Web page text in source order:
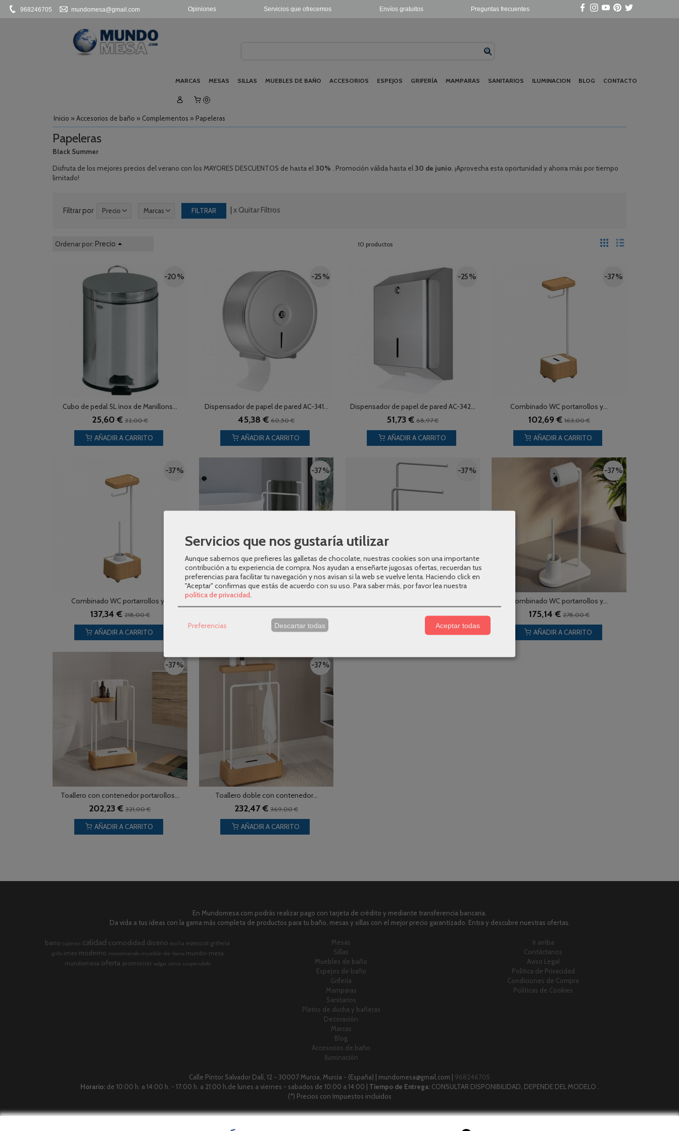
Preguntas frecuentes
Envíos gratuitos
Servicios que ofrecemos
Opiniones
968246705 mundomesa@gmail.com
MARCAS MESAS SILLAS MUEBLES DE BAÑO ACCESORIOS ESPEJOS GRIFERÍA MAMPARAS SANITARIOS ILUMINACION BLOG CONTACTO
0
Inicio » Accesorios de baño » Complementos » Papeleras
Papeleras
Black Summer
Disfruta de los mejores precios del verano con los MAYORES DESCUENTOS de hasta el 30% . Promoción válida hasta el 30 de junio . ¡Aprovecha esta oportunidad y ahorra más por tiempo
limitado!
Filtrar por Precio Marcas x Quitar Filtros
Ordenar por: Precio 10 productos
-20 %
Cubo de pedal 5L inox de Manillons...
25,60 € 32,00 €
AÑADIR A CARRITO
-25 %
Dispensador de papel de pared AC-341...
45,38 €60,50 €
AÑADIR A CARRITO
-25 %
Dispensador de papel de pared AC-342...
51,73 €68,97 €
AÑADIR A CARRITO
-37 %
Combinado WC portarrollos y...
102,69 € 163,00 €
AÑADIR A CARRITO
-37 %
Combinado WC portarrollos y...
137,34 € 218,00 €
AÑADIR A CARRITO
-37 %
Toallero doble con contenedor Bioco...
AÑADIR A CARRITO
-37 %
278,00 €
AÑADIR A CARRITO
-37 %
Combinado WC portarrollos y...
175,14 € 278,00 €
AÑADIR A CARRITO
-37 %
Toallero con contenedor portarollos...
202,23 €321,00 €
AÑADIR A CARRITO
-37 %
Toallero doble con contenedor...
232,47 €369,00 €
AÑADIR A CARRITO
En Mundomesa.com podrás realizar pago con tarjeta de crédito y mediante transferencia bancaria.
Da vida a tus ideas con la gama más completa de productos para tu baño, mesas y sillas con el mejor precio garantizado. Entra y descubre nuestras ofertas.
bano cajones calidad comodidad diseno ducha esencial griferia
grifo imex moderno monomando mueble-de-bano mundo-mesa
mundomesa oferta promocion salgar sonia suspendido
Mesas
Sillas
Muebles de baño
Espejos de baño
Grifería
Mamparas
Sanitarios
Platos de ducha y bañeras
Decoración
Marcas
Blog
Accesorios de baño
Iluminación
Ir arriba
Contáctanos
Aviso Legal
Política de Privacidad
Condiciones de Compra
Políticas de Cookies
Calle Pintor Salvador Dalí, 12 - 30007 Murcia, Murcia - (España) | mundomesa@gmail.com | 968246705
Horario: de 10:00 h. a 14:00 h. - 17:00 h. a 21:00 h.de lunes a viernes - sabados de 10:00 a 14:00 | Tiempo de Entrega: CONSULTAR DISPONIBILIDAD, DEPENDE DEL MODELO .
(*) Precios con Impuestos incluidos
Servicios que nos gustaría utilizar
Aunque sabemos que prefieres las galletas de chocolate, nuestras cookies son una importante
contribución a tu experiencia de compra. Nos ayudan a enseñarte jugosas ofertas, recuerdan tus
preferencias para facilitar tu navegación y nos avisan si la web se vuelve lenta. Haciendo click en
"Aceptar" confirmas que estás de acuerdo con su uso. Para saber más, por favor lea nuestra
política de privacidad.
Preferencias Descartar todas Aceptar todas